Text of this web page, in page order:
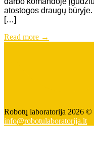
atostogos draugų
[…]
Read more →
Robotų laboratorija 2026 ©
info@robotulaboratorija.lt